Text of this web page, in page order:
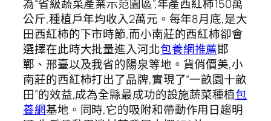
為“省級蔬菜產業示范園區”,年產西紅柿150萬
公斤,種植戶年均收入2萬元。每年8月底,是大
田西紅柿的下市時節,而小南莊的西紅柿卻會
選擇在此時大批量進入河北包養網推薦邯
鄲、邢臺以及我省的陽泉等地。貨俏價美,小
南莊的西紅柿打出了品牌,實現了“一畝園十畝
田”的效益,成為全縣最成功的設施蔬菜種植包
養網基地。同時,它的吸附和帶動作用日趨明